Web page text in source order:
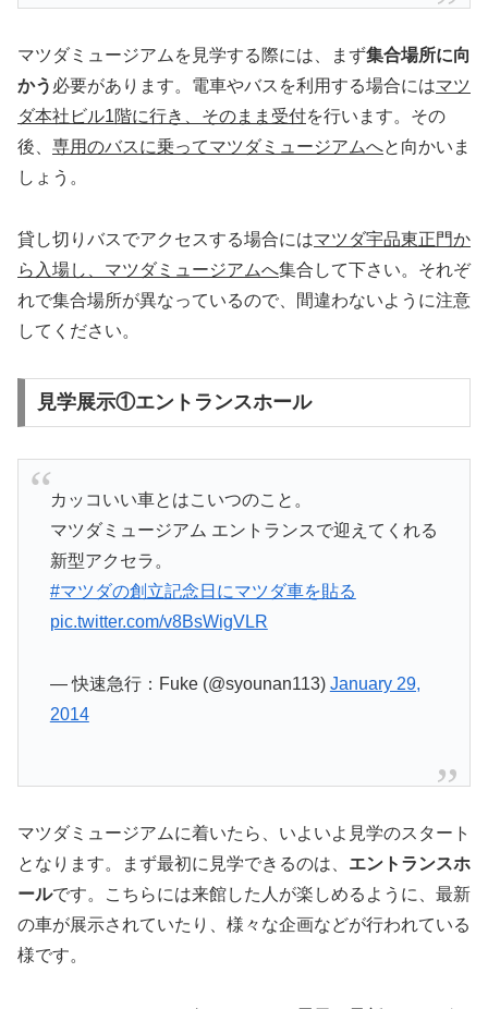
マツダミュージアムを見学する際には、まず集合場所に向
かう 必要があります。電車やバスを利用する場合にはマツ
ダ本社ビル1階に行き、そのまま受付を行います。その
後、 専用のバスに乗ってマツダミュージアムへと向かいま
しょう。
貸し切りバスでアクセスする場合にはマツダ宇品東正門か
ら入場し、マツダミュージアムへ集合して下さい。それぞ
れで集合場所が異なっているので、間違わないように注意
してください。
見学展示①エントランスホール
カッコいい車とはこいつのこと。
マツダミュージアム エントランスで迎えてくれる
新型アクセラ。
#マツダの創立記念日にマツダ車を貼る
pic.twitter.com/v8BsWigVLR
— 快速急行：Fuke (@syounan113) January 29,
2014
マツダミュージアムに着いたら、いよいよ見学のスタート
となります。まず最初に見学できるのは、 エントランスホ
ールです。こちらには来館した人が楽しめるように、最新
の車が展示されていたり、様々な企画などが行われている
様です。